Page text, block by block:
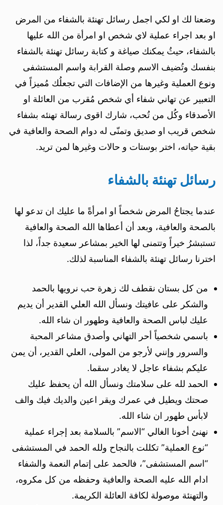
وضعنا لك او لكي اجمل رسائل تهنئة بالشفاء من المرض
او بعد اجراء عملية لاي شخص او امرأة من الله عليها
بالشفاء، حيثُ يمكنك صياغة و كتابة رسائل تهنئة بالشفاء
بنفسك وتُضيف الاسم وصلة القرابة واسم المستشفى
ونوع العملية وغيرها من الإضافات التي تجعلُك مُميزاً في
التعبير عن تهاني شفاء أي شخص مُقرب من العائلة او
الأصدقاء وكُل من تُحب، شارك اقوى رسالة تهنئه بشفاء
شخص قريب او صديق وتمنّى له دوام الصحة والعافية في
بقية حياته، اختر بوستات و حالات وغيرها لمن تريد.
رسائل تهنئة بالشفاء
عندما يجتاحُ المرض شخصاً او امرأةً ما عليك ان تدعو لها
بالصحة والعافية، وبعد أن أعطاها الله الصحة والعافية
تستبشرُ خيراً وتتمنى لها الخير بمشاعر سعيدة جداً، لذا
اخترنا رسائل تهنئة بالشفاء المناسبة لذلك.
من كل بستان نقطف لك زهرة حب نرويها بالحمد
والشكر على عافيتك ونسأل الله العلي القدير أن يديم
عليك لباس الصحة والعافية وطهور ان شاء الله.
باسمي شخصياً أحر التهاني وأصدق مشاعر المحبة
والسرور وإنني لأرجو من المولى، العلي القدير، أن يمن
عليكم بشفاء عاجل لا يغادر سقما.
الحمد لله على سلامتك ونسأل الله أن يحفظ عليك
صحتك ويطيل في عمرك ويقر اعين والديك فيك والف
لابأس طهور ان شاء الله.
نهنئ أخونا الغالي “الاسم” بالسلامة بعد إجراء عملية
“نوع العملية” تكللت بالنجاح ولله الحمد في المستشفى
“اسم المستشفى”، فالحمد على إتمام النعمة والشفاء
ادام الله عليه الصحة والعافية وحفظه من كل مكروه،
والتهنئة موصولة لكافة العائلة الكريمة.